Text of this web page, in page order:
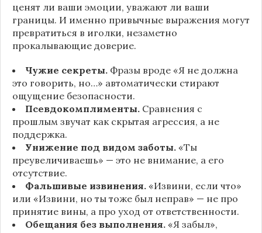
ценят ли ваши эмоции, уважают ли ваши
границы. И именно привычные выражения могут
превратиться в иголки, незаметно
прокалывающие доверие.
Чужие секреты. Фразы вроде «Я не должна
это говорить, но…» автоматически стирают
ощущение безопасности.
Псевдокомплименты. Сравнения с
прошлым звучат как скрытая агрессия, а не
поддержка.
Унижение под видом заботы. «Ты
преувеличиваешь» — это не внимание, а его
отсутствие.
Фальшивые извинения. «Извини, если что»
или «Извини, но ты тоже был неправ» — не про
принятие вины, а про уход от ответственности.
Обещания без выполнения. «Я забыл»,